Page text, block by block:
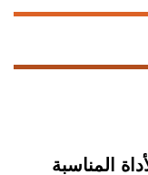
المناسبة